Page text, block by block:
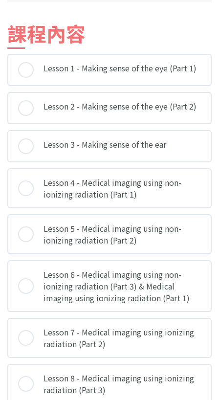
課程內容
Lesson 1 - Making sense of the eye (Part 1)
Lesson 2 - Making sense of the eye (Part 2)
Lesson 3 - Making sense of the ear
Lesson 4 - Medical imaging using non-
ionizing radiation (Part 1)
Lesson 5 - Medical imaging using non-
ionizing radiation (Part 2)
Lesson 6 - Medical imaging using non-
ionizing radiation (Part 3) & Medical
imaging using ionizing radiation (Part 1)
Lesson 7 - Medical imaging using ionizing
radiation (Part 2)
Lesson 8 - Medical imaging using ionizing
radiation (Part 3)